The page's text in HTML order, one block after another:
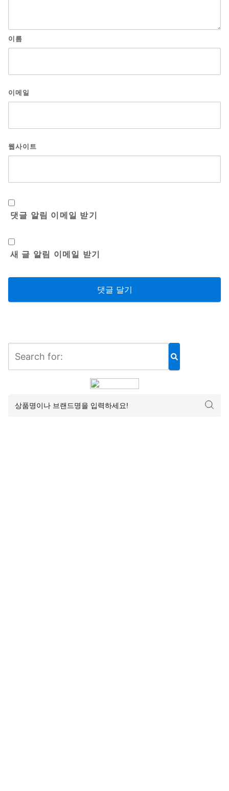
이름
이메일
웹사이트
댓글 알림 이메일 받기
새 글 알림 이메일 받기